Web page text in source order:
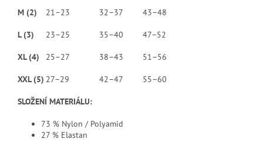
M (2) 21–23 32–37 43–48
L (3) 23–25 35–40 47–52
XL (4) 25–27 38–43 51–56
XXL (5) 27–29 42–47 55–60
SLOŽENÍ MATERIÁLU:
73 % Nylon / Polyamid
27 % Elastan